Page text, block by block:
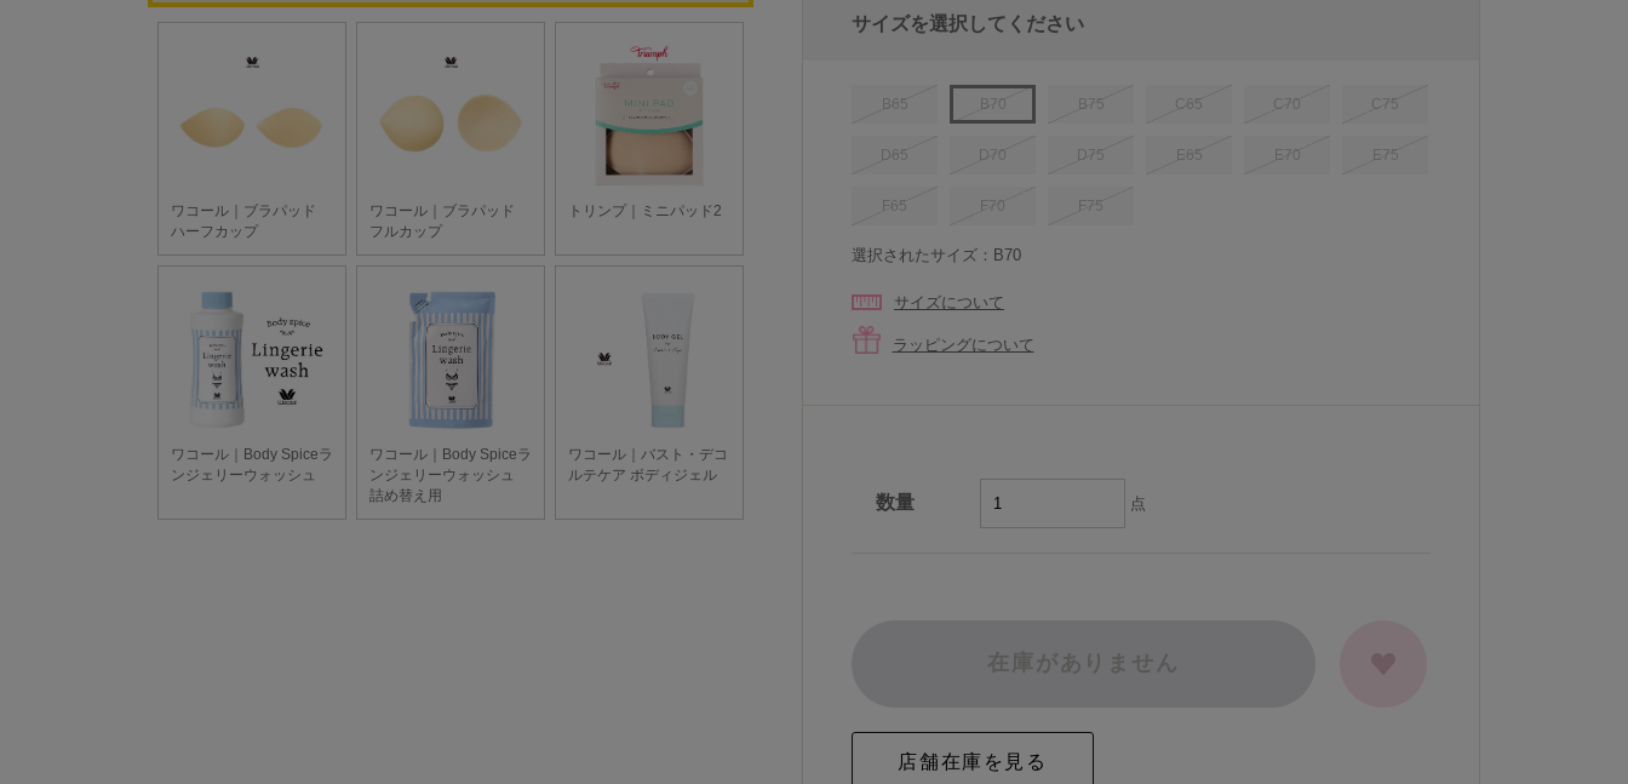
サイズを選択してください
B65 B70 B75 C65 C70 C75
D65 D70 D75 E65 E70 E75
F65 F70 F75
選択されたサイズ：B70
サイズについて
ラッピングについて
数量 点
在庫がありません